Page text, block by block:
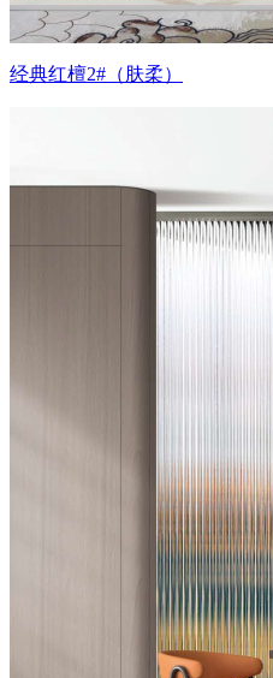
经典红檀2#（肤柔）